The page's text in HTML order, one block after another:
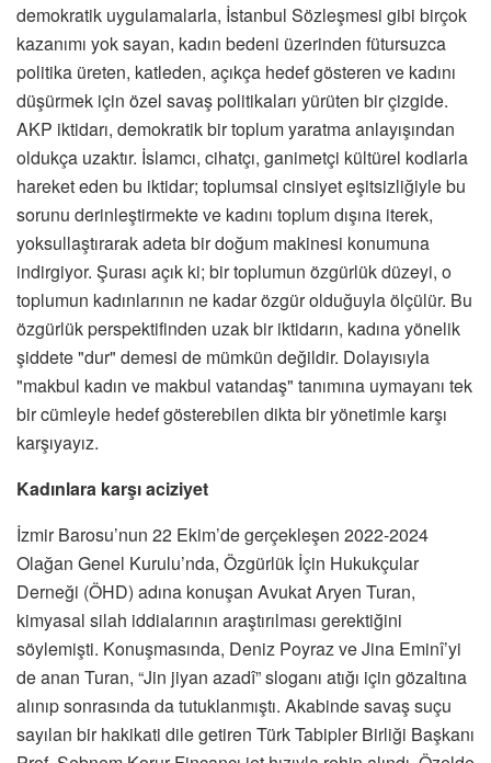
demokratik uygulamalarla, İstanbul Sözleşmesi gibi birçok
kazanımı yok sayan, kadın bedeni üzerinden fütursuzca
politika üreten, katleden, açıkça hedef gösteren ve kadını
düşürmek için özel savaş politikaları yürüten bir çizgide.
AKP iktidarı, demokratik bir toplum yaratma anlayışından
oldukça uzaktır. İslamcı, cihatçı, ganimetçi kültürel kodlarla
hareket eden bu iktidar; toplumsal cinsiyet eşitsizliğiyle bu
sorunu derinleştirmekte ve kadını toplum dışına iterek,
yoksullaştırarak adeta bir doğum makinesi konumuna
indirgiyor. Şurası açık ki; bir toplumun özgürlük düzeyi, o
toplumun kadınlarının ne kadar özgür olduğuyla ölçülür. Bu
özgürlük perspektifinden uzak bir iktidarın, kadına yönelik
şiddete "dur" demesi de mümkün değildir. Dolayısıyla
"makbul kadın ve makbul vatandaş" tanımına uymayanı tek
bir cümleyle hedef gösterebilen dikta bir yönetimle karşı
karşıyayız.
Kadınlara karşı aciziyet
İzmir Barosu’nun 22 Ekim’de gerçekleşen 2022-2024
Olağan Genel Kurulu’nda, Özgürlük İçin Hukukçular
Derneği (ÖHD) adına konuşan Avukat Aryen Turan,
kimyasal silah iddialarının araştırılması gerektiğini
söylemişti. Konuşmasında, Deniz Poyraz ve Jina Eminî’yi
de anan Turan, “Jin jiyan azadî” sloganı atığı için gözaltına
alınıp sonrasında da tutuklanmıştı. Akabinde savaş suçu
sayılan bir hakikati dile getiren Türk Tabipler Birliği Başkanı